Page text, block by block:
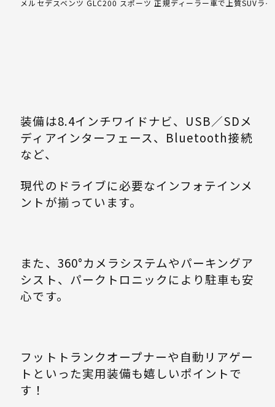
メルセデスベンツ GLC200 スポーツ 正規ディーラー車で上質SUVラ
装備は8.4インチワイドナビ、USB／SDメ
ディアインターフェース、Bluetooth接続
など、
現代のドライブに必要なインフォテインメ
ントが揃っています。
また、360°カメラシステムやパーキングア
シスト、パークトロニックにより駐車も安
心です。
フットトランクオープナーや自動リアゲー
トといった実用装備も嬉しいポイントで
す！